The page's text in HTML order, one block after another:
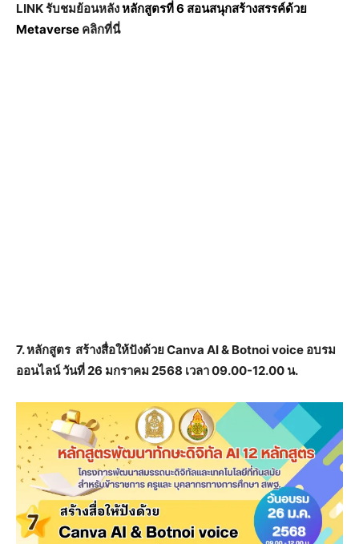
LINK รับชมย้อนหลังหลักสูตรที่ 6 สอนสนุกสร้างสรรค์ด้วย
Metaverse คลิกที่นี่
7. หลักสูตร สร้างสื่อให้ปังด้วย Canva AI & Botnoi voice อบรม
ออนไลน์ วันที่ 26 มกราคม 2568 เวลา 09.00-12.00 น.